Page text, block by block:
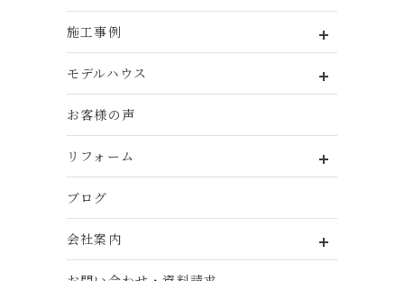
施工事例
モデルハウス
お客様の声
リフォーム
ブログ
会社案内